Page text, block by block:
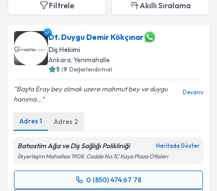
Filtrele Akıllı Sıralama
Dt. Duygu Demir Kökçınar
Diş Hekimi
Ankara, Yenimahalle
5 (9 Değerlendirme)
Başta Eray bey olmak uzere mahmut bey ve duygu
hanıma...
Devamı
Adres 1 Adres 2
Batıostim Ağız ve Diş Sağlığı Polikliniği Haritada Göster
İlkyerleşim Mahallesi 1908. Cadde No:1C Kaya Plaza Ofisleri
0 (850) 474 67 78
Randevu Takvimi Talebi